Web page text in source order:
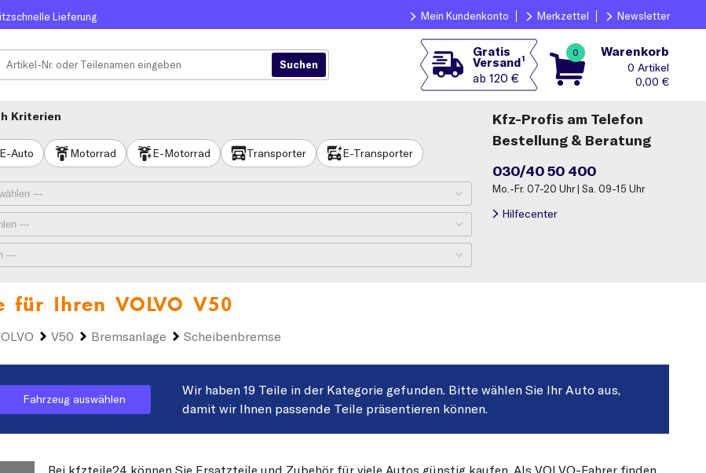
Lieferung Mein Kundenkonto Merkzettel Newsletter
Gratis
Versand1
ab 120 €
0 Warenkorb
0
0,00 €
Kriterien
E-Auto Motorrad E-Motorrad Transporter E-Transporter
Kfz-Profis am Telefon
Bestellung & Beratung
030/40 50 400
Mo.-Fr. 07-20 Uhr | Sa. 09-15 Uhr
Hilfecenter
für Ihren VOLVO V50
V50 Bremsanlage Scheibenbremse
Fahrzeug auswählen
Wir haben 19 Teile in der Kategorie gefunden. Bitte wählen Sie Ihr Auto aus,
damit wir Ihnen passende Teile präsentieren können.
Bei kfzteile24 können Sie Ersatzteile und Zubehör für viele Autos günstig kaufen. Als VOLVO-Fahrer finden